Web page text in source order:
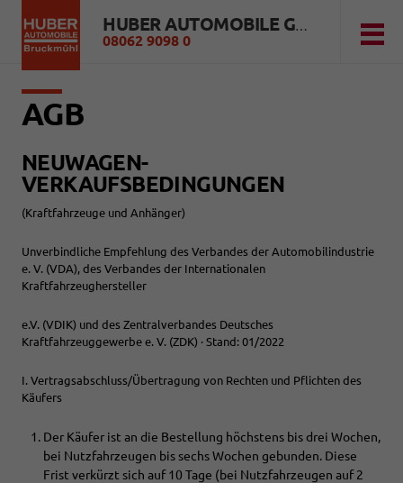
HUBER AUTOMOBILE GMBH
08062 9098 0
AGB
NEUWAGEN-
VERKAUFSBEDINGUNGEN
(Kraftfahrzeuge und Anhänger)
Unverbindliche Empfehlung des Verbandes der Automobilindustrie
e. V. (VDA), des Verbandes der Internationalen
Kraftfahrzeughersteller
e.V. (VDIK) und des Zentralverbandes Deutsches
Kraftfahrzeuggewerbe e. V. (ZDK) · Stand: 01/2022
I. Vertragsabschluss/Übertragung von Rechten und Pflichten des
Käufers
Der Käufer ist an die Bestellung höchstens bis drei Wochen,
bei Nutzfahrzeugen bis sechs Wochen gebunden. Diese
Frist verkürzt sich auf 10 Tage (bei Nutzfahrzeugen auf 2